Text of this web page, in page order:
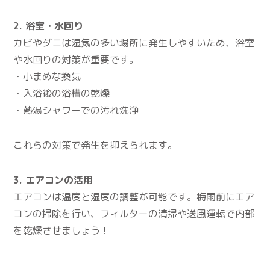
2. 浴室・水回り
カビやダニは湿気の多い場所に発生しやすいため、浴室
や水回りの対策が重要です。
・小まめな換気
・入浴後の浴槽の乾燥
・熱湯シャワーでの汚れ洗浄
これらの対策で発生を抑えられます。
3. エアコンの活用
エアコンは温度と湿度の調整が可能です。梅雨前にエア
コンの掃除を行い、フィルターの清掃や送風運転で内部
を乾燥させましょう！